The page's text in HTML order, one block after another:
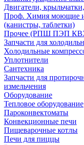
Двигатели,
Проф. Химия моющие и
(канистры, таблетки)
Прочее (РПШ ПЭП
Запчасти для
Холодильные
Уплотнители
Сантехника
Запчасти для
измельчения
Оборудование
Тепловое оборудование
Пароконвектоматы
Конвекционные печи
Пищеварочные котлы
Печи для пиццы